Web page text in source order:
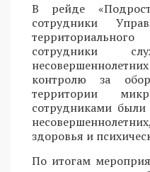
В рейде
сотрудники
сотрудники
контролю за
территории
сотрудниками
здоровья и
По итогам